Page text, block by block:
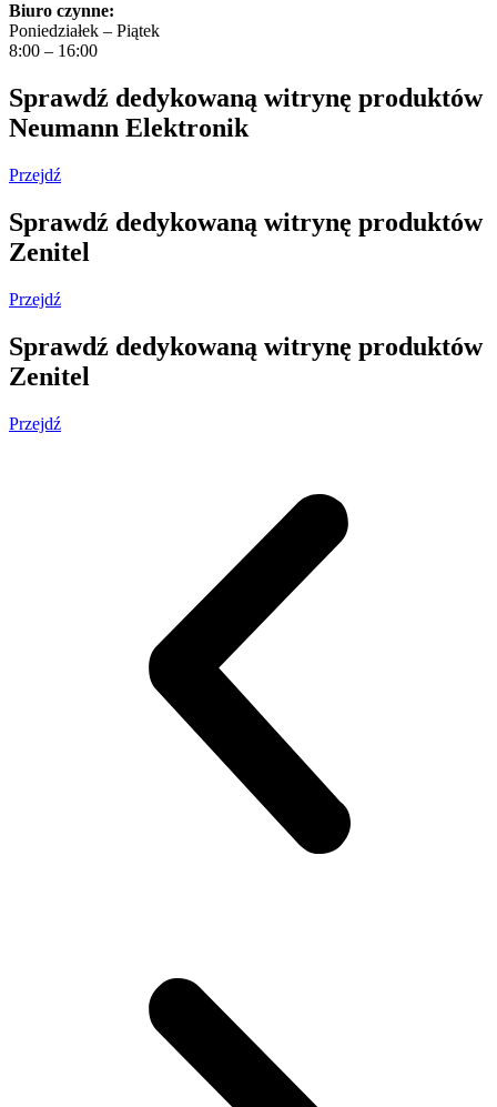
Biuro czynne:
Poniedziałek – Piątek
8:00 – 16:00
Sprawdź dedykowaną witrynę produktów
Neumann Elektronik
Przejdź
Sprawdź dedykowaną witrynę produktów
Zenitel
Przejdź
Sprawdź dedykowaną witrynę produktów
Zenitel
Przejdź